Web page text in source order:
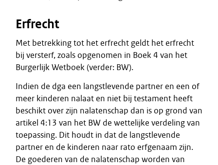
Erfrecht
Met betrekking tot het erfrecht geldt het erfrecht
bij versterf, zoals opgenomen in Boek 4 van het
Burgerlijk Wetboek (verder: BW).
Indien de dga een langstlevende partner en een of
meer kinderen nalaat en niet bij testament heeft
beschikt over zijn nalatenschap dan is op grond van
artikel 4:13 van het BW de wettelijke verdeling van
toepassing. Dit houdt in dat de langstlevende
partner en de kinderen naar rato erfgenaam zijn.
De goederen van de nalatenschap worden van